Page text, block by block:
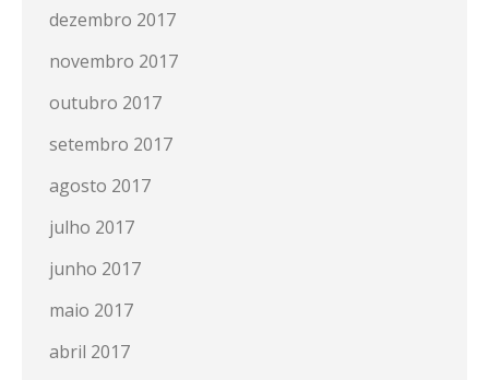
dezembro 2017
novembro 2017
outubro 2017
setembro 2017
agosto 2017
julho 2017
junho 2017
maio 2017
abril 2017